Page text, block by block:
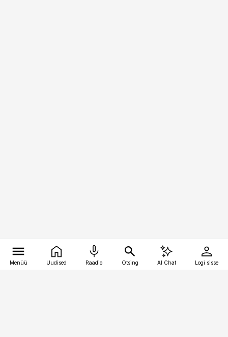
Menüü Uudised Raadio Otsing AI Chat Logi sisse